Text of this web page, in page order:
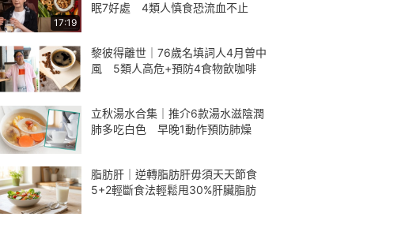
17:19
眠7好處 4類人慎食恐流血不止
黎彼得離世｜76歲名填詞人4月曾中
風 5類人高危+預防4食物飲咖啡
立秋湯水合集｜推介6款湯水滋陰潤
肺多吃白色 早晚1動作預防肺燥
脂肪肝｜逆轉脂肪肝毋須天天節食
5+2輕斷食法輕鬆甩30%肝臟脂肪